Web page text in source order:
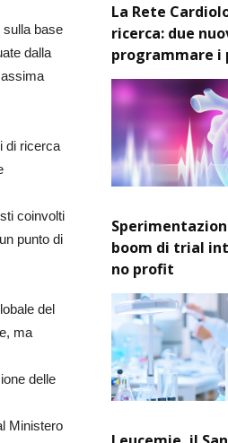
sulla base
dalla
di ricerca
coinvolti
punto di
del
ma
delle
Ministero
La Rete
ricerca: due
programmare
boom di trial
no profit